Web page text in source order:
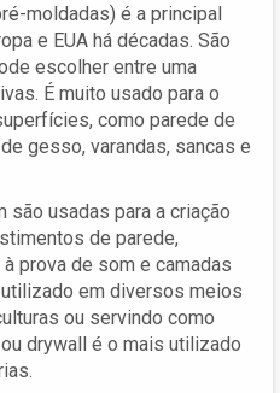
moldadas) é a principal
e EUA há décadas. São
escolher entre uma
É muito usado para o
como parede de
gesso, varandas, sancas e
usadas para a criação
de parede,
prova de som e camadas
em diversos meios
ou servindo como
drywall é o mais utilizado